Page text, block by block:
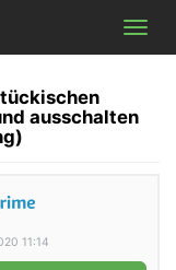
ausschalten
11:14